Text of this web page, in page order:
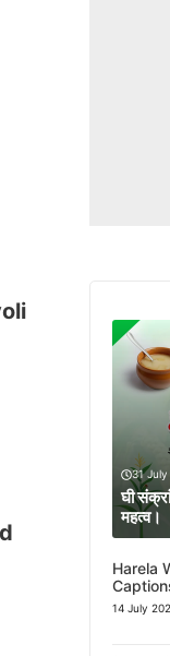
31
घी
महत्व।
Harela
14 July